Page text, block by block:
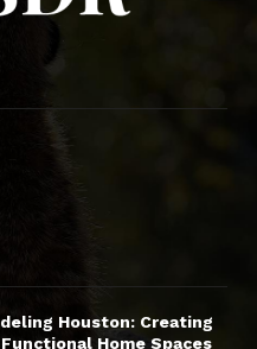
Houston: Creating
Home Spaces